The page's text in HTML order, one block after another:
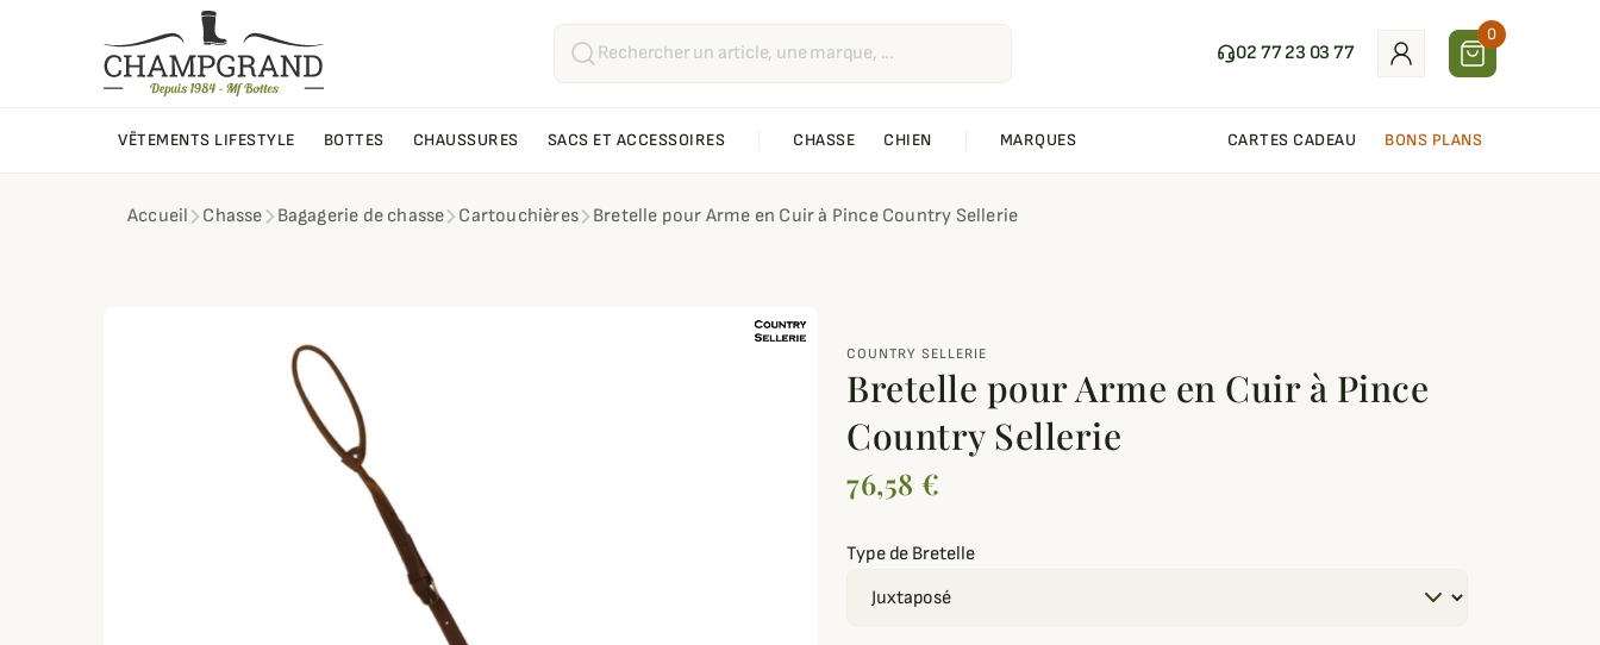
02 77 23 03 77
0
VÊTEMENTS LIFESTYLE BOTTES CHAUSSURES SACS ET ACCESSOIRES CHASSE CHIEN MARQUES CARTES CADEAU BONS PLANS
Accueil Chasse Bagagerie de chasse Cartouchières Bretelle pour Arme en Cuir à Pince Country Sellerie
COUNTRY SELLERIE
Bretelle pour Arme en Cuir à Pince
Country Sellerie
76,58 €
Type de Bretelle